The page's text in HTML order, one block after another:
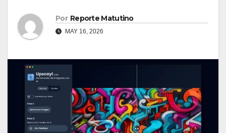
Por Reporte Matutino
MAY 16, 2026